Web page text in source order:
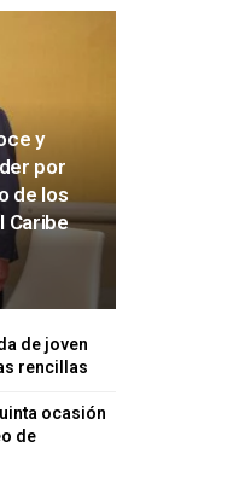
y
por
de los
Caribe
de joven
rencillas
ocasión
de